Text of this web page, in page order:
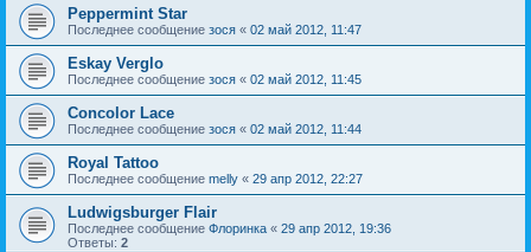
Peppermint Star
Последнее сообщение зося « 02 май 2012, 11:47
Eskay Verglo
Последнее сообщение зося « 02 май 2012, 11:45
Concolor Lace
Последнее сообщение зося « 02 май 2012, 11:44
Royal Tattoo
Последнее сообщение melly « 29 апр 2012, 22:27
Ludwigsburger Flair
Последнее сообщение Флоринка « 29 апр 2012, 19:36
Ответы: 2